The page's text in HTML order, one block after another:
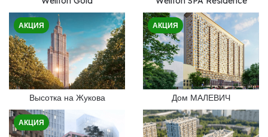
АКЦИЯ
Высотка на Жукова
АКЦИЯ
Дом МАЛЕВИЧ
АКЦИЯ